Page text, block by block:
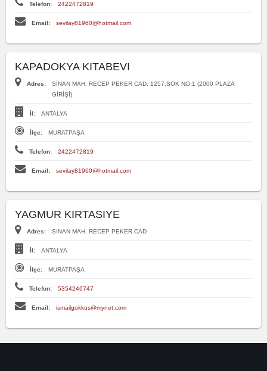
Telefon: 2422472819
Email: sevilay81960@hotmail.com
KAPADOKYA KITABEVI
Adres:
SİNAN MAH. RECEP PEKER CAD. 1257.SOK NO:1 (2000 PLAZA
GİRİŞİ)
İl: ANTALYA
İlçe: MURATPAŞA
Telefon: 2422472819
Email: sevilay81960@hotmail.com
YAGMUR KIRTASIYE
Adres: SINAN MAH. RECEP PEKER CAD
İl: ANTALYA
İlçe: MURATPAŞA
Telefon: 5354246747
Email: ismailgokkus@mynet.com